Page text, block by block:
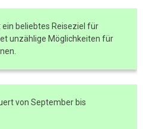
ein beliebtes Reiseziel für
unzählige Möglichkeiten für
von September bis